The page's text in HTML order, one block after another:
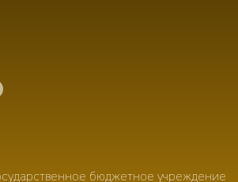
бюджетное учреждение